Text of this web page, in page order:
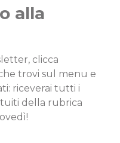
alla
clicca
trovi sul menu e
riceverai tutti i
della rubrica